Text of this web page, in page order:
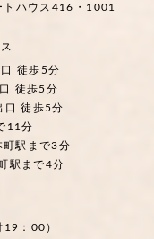
トハウス416・1001
徒歩5分
徒歩5分
口 徒歩5分
11分
町駅まで3分
駅まで4分
：00）